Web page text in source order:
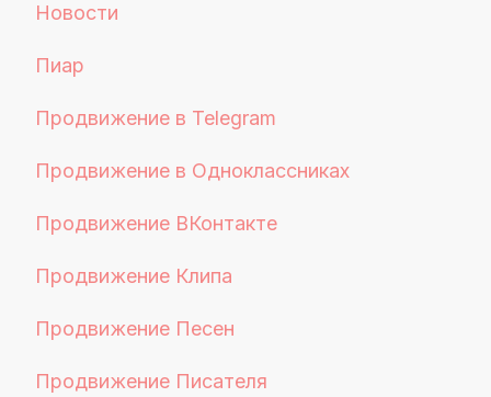
Новости
Пиар
Продвижение в Telegram
Продвижение в Одноклассниках
Продвижение ВКонтакте
Продвижение Клипа
Продвижение Песен
Продвижение Писателя